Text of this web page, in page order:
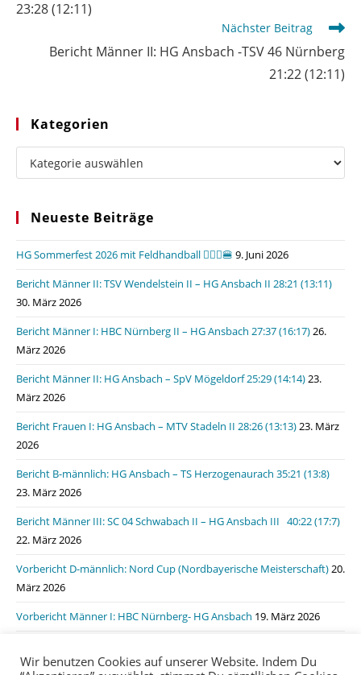
23:28 (12:11)
Nächster Beitrag
Bericht Männer II: HG Ansbach -TSV 46 Nürnberg
21:22 (12:11)
Kategorien
Kategorien
Neueste Beiträge
HG Sommerfest 2026 mit Feldhandball 🤾🏼‍♂️🍔 9. Juni 2026
Bericht Männer II: TSV Wendelstein II – HG Ansbach II 28:21 (13:11)
30. März 2026
Bericht Männer I: HBC Nürnberg II – HG Ansbach 27:37 (16:17)26.
März 2026
Bericht Männer II: HG Ansbach – SpV Mögeldorf 25:29 (14:14)23.
März 2026
Bericht Frauen I: HG Ansbach – MTV Stadeln II 28:26 (13:13)23. März
2026
Bericht B-männlich: HG Ansbach – TS Herzogenaurach 35:21 (13:8)
23. März 2026
Bericht Männer III: SC 04 Schwabach II – HG Ansbach III 40:22 (17:7)
22. März 2026
Vorbericht D-männlich: Nord Cup (Nordbayerische Meisterschaft)20.
März 2026
Vorbericht Männer I: HBC Nürnberg- HG Ansbach 19. März 2026
19. März 2026
Wir benutzen Cookies auf unserer Website. Indem Du